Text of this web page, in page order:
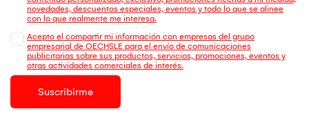
novedades, descuentos especiales, eventos y todo lo que se alinee
con lo que realmente me interesa.
Acepto el compartir mi información con empresas del grupo
empresarial de OECHSLE para el envío de comunicaciones
publicitarias sobre sus productos, servicios, promociones, eventos y
otras actividades comerciales de interés.
Suscribirme